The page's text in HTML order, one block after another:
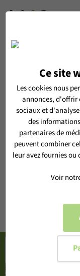
Ce site
Les cookies nous
annonces, d'offrir
sociaux et
des
partenaires de
peuvent combiner
leur avez fournies
Voir
RECEVOIR LA
En vous inscrivant,
newsletter MéO et
personnelles selon